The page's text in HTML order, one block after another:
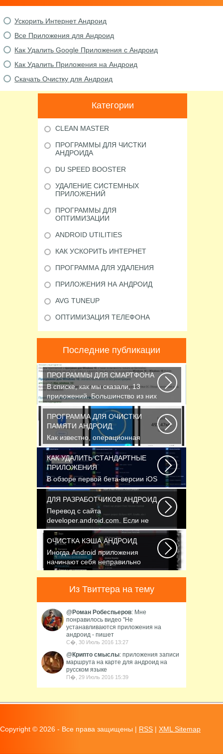
Ускорить Интернет Андроид
Все Приложения для Андроид
Как Удалить Google Приложения с Андроид
Как Удалить Приложения на Андроид
Скачать Очистку для Андроид
Категории
CLEAN MASTER
ПРОГРАММЫ ДЛЯ ЧИСТКИ
АНДРОИДА
DU SPEED BOOSTER
УДАЛЕНИЕ СИСТЕМНЫХ
ПРИЛОЖЕНИЙ
ПРОГРАММЫ ДЛЯ
ОПТИМИЗАЦИИ
ANDROID UTILITIES
КАК УСКОРИТЬ ИНТЕРНЕТ
ПРОГРАММА ДЛЯ УДАЛЕНИЯ
ПРИЛОЖЕНИЯ НА АНДРОИД
AVG TUNEUP
ОПТИМИЗАЦИЯ ТЕЛЕФОНА
Последние публикации
ПРОГРАММЫ ДЛЯ СМАРТФОНА
В списке, как мы сказали, 13
приложений. Большинство из них
кросс-платформенные...
ПРОГРАММА ДЛЯ ОЧИСТКИ
ПАМЯТИ АНДРОИД
Как известно, операционная
система Android, также как и
Windows, страдает...
КАК УДАЛИТЬ СТАНДАРТНЫЕ
ПРИЛОЖЕНИЯ
В обзоре первой бета-версии iOS
10 мы рассказали вам, что в
новой версии...
ДЛЯ РАЗРАБОТЧИКОВ АНДРОИД
Перевод с сайта
developer.android.com. Если не
указано иное, этот контент...
ОЧИСТКА КЭША АНДРОИД
Иногда Android приложения
начинают себя неправильно
вести. Прежде чем качать...
Из Твиттера на тему
@ Роман Робеспьеров: Мне
понравилось видео "Не
устанавливаются приложения на
андроид - пишет
С�, 30 Июль 2016 13:27
@ Крипто смыслы: приложения записи
маршрута на карте для андроид на
русском языке
П�, 29 Июль 2016 15:39
Copyright © 2026 - Все права защищены | RSS | XML Sitemap